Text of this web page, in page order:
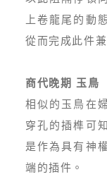
上卷龍尾的動
從而完成此件
商代晚期 玉鳥
相似的玉鳥在
穿孔的插榫可
是作為具有神
端的插件。